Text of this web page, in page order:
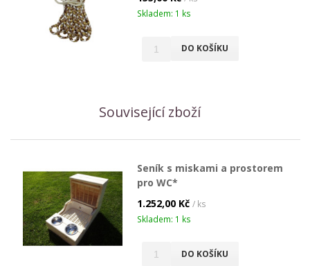
Skladem: 1 ks
DO KOŠÍKU
Související zboží
Seník s miskami a prostorem
pro WC*
1.252,00 Kč / ks
Skladem: 1 ks
DO KOŠÍKU